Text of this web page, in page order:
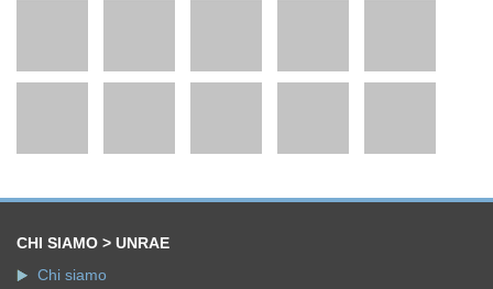
CHI SIAMO > UNRAE
Chi siamo